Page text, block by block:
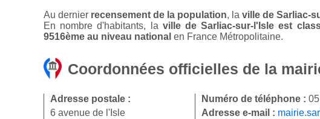
Au dernier recensement de la population, la ville de Sarliac-
En nombre d'habitants, la ville de Sarliac-sur-l'Isle est
9516ème au niveau national en France Métropolitaine.
Coordonnées officielles de la
Adresse postale :
6 avenue de l'Isle
Numéro de téléphone :
Adresse e-mail :